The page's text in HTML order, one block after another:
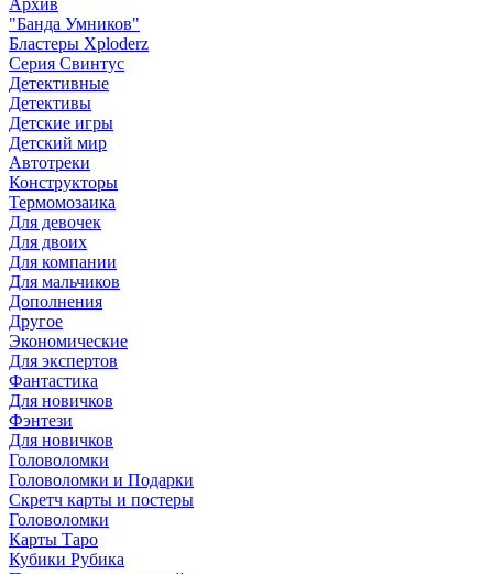
Архив
"Банда Умников"
Бластеры Xploderz
Cерия Свинтус
Детективные
Детективы
Детские игры
Детский мир
Автотреки
Конструкторы
Термомозаика
Для девочек
Для двоих
Для компании
Для мальчиков
Дополнения
Другое
Экономические
Для экспертов
Фантастика
Для новичков
Фэнтези
Для новичков
Головоломки
Головоломки и Подарки
Cкретч карты и постеры
Головоломки
Карты Таро
Кубики Рубика